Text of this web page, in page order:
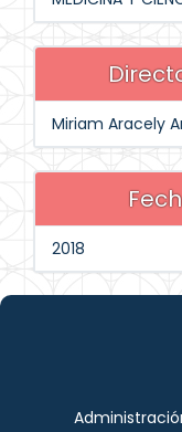
Miriam Aracely
2018